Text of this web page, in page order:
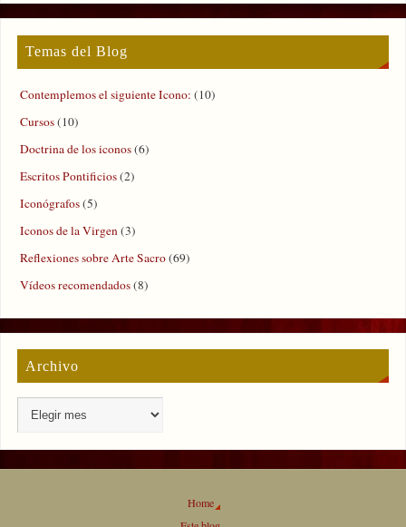
Temas del Blog
Contemplemos el siguiente Icono: (10)
Cursos(10)
Doctrina de los iconos(6)
Escritos Pontificios(2)
Iconógrafos(5)
Iconos de la Virgen(3)
Reflexiones sobre Arte Sacro(69)
Vídeos recomendados(8)
Archivo
Home